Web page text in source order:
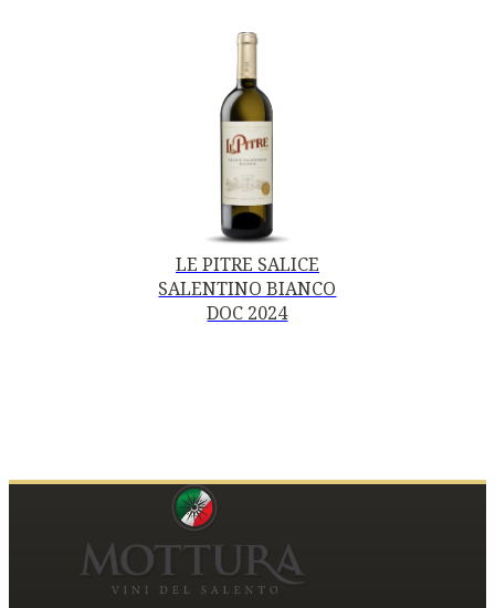
LE PITRE SALICE
SALENTINO BIANCO
DOC 2024